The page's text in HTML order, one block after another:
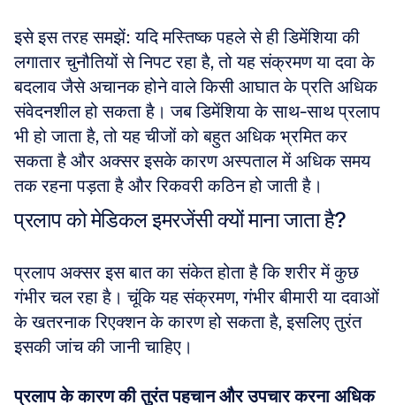
इसे इस तरह समझें: यदि मस्तिष्क पहले से ही डिमेंशिया की
लगातार चुनौतियों से निपट रहा है, तो यह संक्रमण या दवा के
बदलाव जैसे अचानक होने वाले किसी आघात के प्रति अधिक
संवेदनशील हो सकता है। जब डिमेंशिया के साथ-साथ प्रलाप
भी हो जाता है, तो यह चीजों को बहुत अधिक भ्रमित कर
सकता है और अक्सर इसके कारण अस्पताल में अधिक समय
तक रहना पड़ता है और रिकवरी कठिन हो जाती है।
प्रलाप को मेडिकल इमरजेंसी क्यों माना जाता है?
प्रलाप अक्सर इस बात का संकेत होता है कि शरीर में कुछ
गंभीर चल रहा है। चूंकि यह संक्रमण, गंभीर बीमारी या दवाओं
के खतरनाक रिएक्शन के कारण हो सकता है, इसलिए तुरंत
इसकी जांच की जानी चाहिए।
प्रलाप के कारण की तुरंत पहचान और उपचार करना अधिक